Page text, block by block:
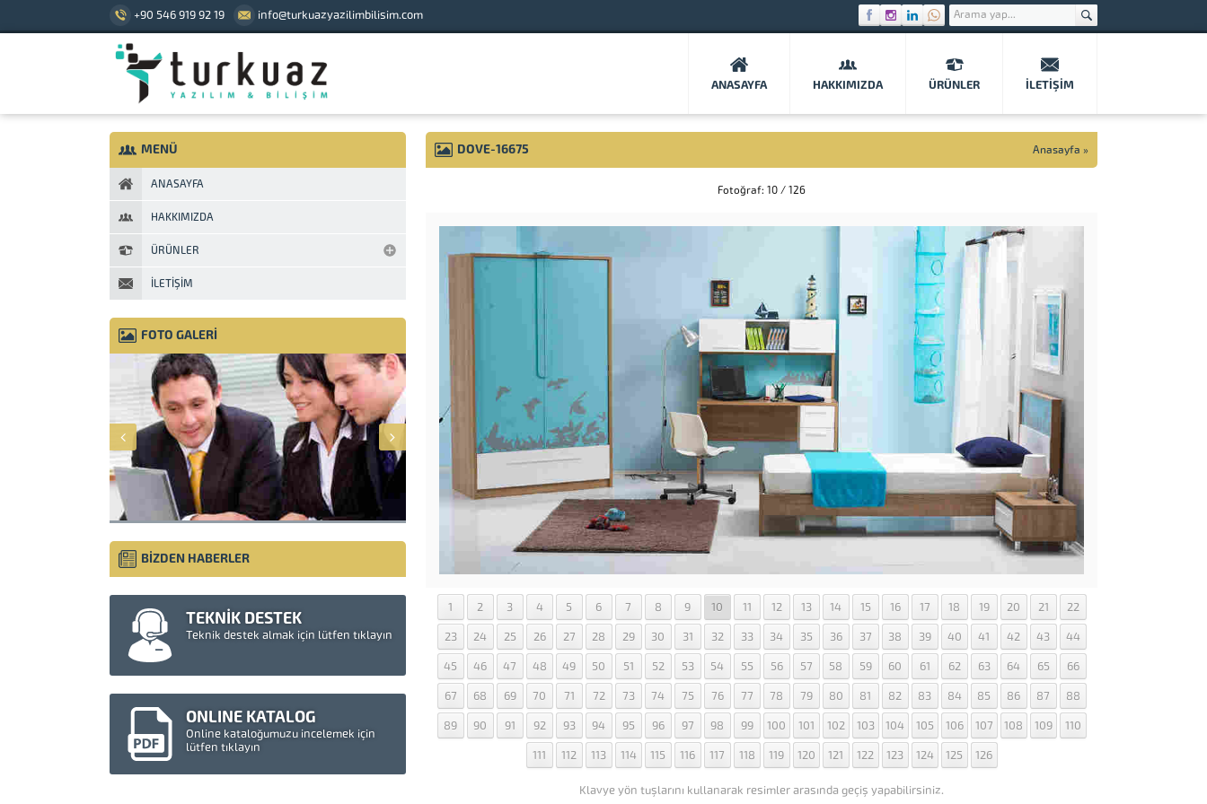
+90 546 919 92 19 info@turkuazyazilimbilisim.com
ANASAYFA HAKKIMIZDA ÜRÜNLER İLETIŞIM
DOVE-16675 Anasayfa »
Fotoğraf: 10 / 126
1 2 3 4 5 6 7 8 9 10 11 12 13 14 15 16 17 18 19 20 21 22
23 24 25 26 27 28 29 30 31 32 33 34 35 36 37 38 39 40 41 42 43 44
45 46 47 48 49 50 51 52 53 54 55 56 57 58 59 60 61 62 63 64 65 66
67 68 69 70 71 72 73 74 75 76 77 78 79 80 81 82 83 84 85 86 87 88
89 90 91 92 93 94 95 96 97 98 99 100 101 102 103 104 105 106 107 108 109 110
111 112 113 114 115 116 117 118 119 120 121 122 123 124 125 126
Klavye yön tuşlarını kullanarak resimler arasında geçiş yapabilirsiniz.
MENÜ
ANASAYFA
HAKKIMIZDA
ÜRÜNLER
İLETIŞIM
FOTO GALERİ
BİZDEN HABERLER
TEKNİK DESTEK
Teknik destek almak için lütfen tıklayın
ONLINE KATALOG
Online kataloğumuzu incelemek için
lütfen tıklayın